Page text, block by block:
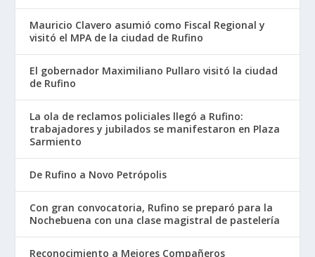
Mauricio Clavero asumió como Fiscal Regional y
visitó el MPA de la ciudad de Rufino
El gobernador Maximiliano Pullaro visitó la ciudad
de Rufino
La ola de reclamos policiales llegó a Rufino:
trabajadores y jubilados se manifestaron en Plaza
Sarmiento
De Rufino a Novo Petrópolis
Con gran convocatoria, Rufino se preparó para la
Nochebuena con una clase magistral de pastelería
Reconocimiento a Mejores Compañeros